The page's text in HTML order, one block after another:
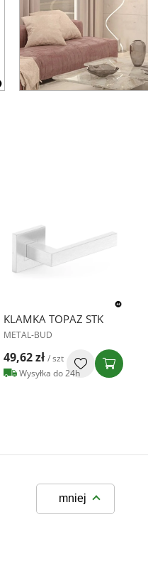
KLAMKA TOPAZ STK
METAL-BUD
49,62 zł / szt
Wysyłka do 24h
mniej